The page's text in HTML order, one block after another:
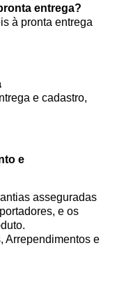
entrega?
à pronta entrega
e cadastro,
e
asseguradas
e os
Arrependimentos e